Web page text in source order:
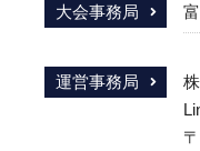
大会事務局
運営事務局